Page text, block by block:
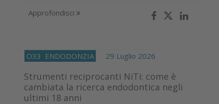
Approfondisci
O33 ENDODONZIA 29 Luglio 2026
Strumenti reciprocanti NiTi: come è
cambiata la ricerca endodontica negli
ultimi 18 anni